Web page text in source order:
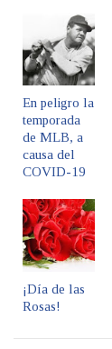
En peligro la
temporada
de MLB, a
causa del
COVID-19
¡Día de las
Rosas!